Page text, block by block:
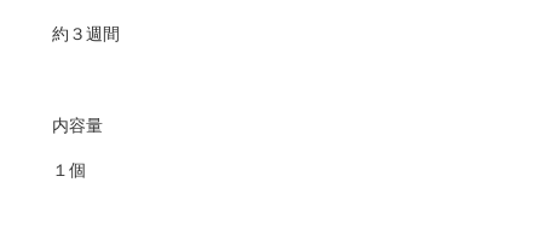
約３週間
内容量
１個